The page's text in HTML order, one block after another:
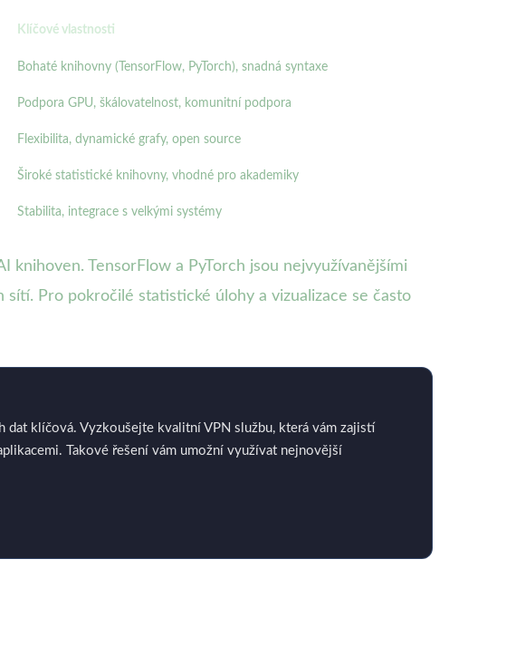
Klíčové vlastnosti
Bohaté knihovny (TensorFlow, PyTorch), snadná syntaxe
Podpora GPU, škálovatelnost, komunitní podpora
Flexibilita, dynamické grafy, open source
Široké statistické knihovny, vhodné pro akademiky
Stabilita, integrace s velkými systémy
TensorFlow a PyTorch jsou nejvyužívanějšími
Pro pokročilé statistické úlohy a vizualizace se často
klíčová. Vyzkoušejte kvalitní VPN službu, která vám zajistí
Takové řešení vám umožní využívat nejnovější